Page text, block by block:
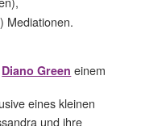
Mediationen.
Diano Green einem
eines kleinen
und ihre